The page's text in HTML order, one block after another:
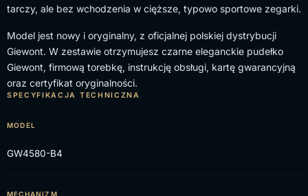
tarczy, ale bez wchodzenia w cięższe, typowo sportowe zegarki.
Model jest nowy i oryginalny, z oficjalnej polskiej dystrybucji
Giewont. W zestawie otrzymujesz czarne eleganckie pudełko
Giewont, firmową torebkę, instrukcję obsługi, kartę gwarancyjną
oraz certyfikat oryginalności.
SPECYFIKACJA TECHNICZNA
MODEL
GW4580-B4
MECHANIZM